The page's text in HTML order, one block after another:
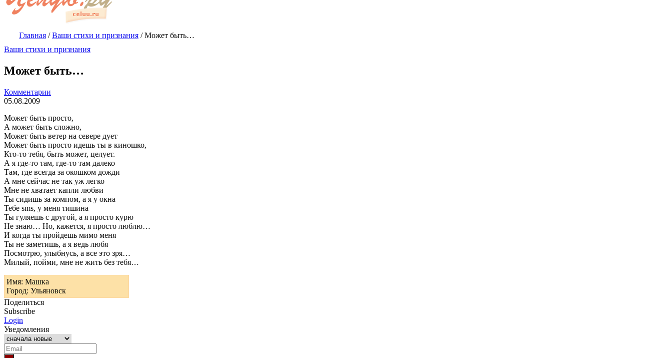
Главная /Ваши стихи и признания /Может быть…
Ваши стихи и признания
Может быть…
Комментарии
05.08.2009
Может быть просто,
А может быть сложно,
Может быть ветер на севере дует
Может быть просто идешь ты в киношко,
Кто-то тебя, быть может, целует.
А я где-то там, где-то там далеко
Там, где всегда за окошком дожди
А мне сейчас не так уж легко
Мне не хватает капли любви
Ты сидишь за компом, а я у окна
Тебе sms, у меня тишина
Ты гуляешь с другой, а я просто курю
Не знаю… Но, кажется, я просто люблю…
И когда ты пройдешь мимо меня
Ты не заметишь, а я ведь любя
Посмотрю, улыбнусь, а все это зря…
Милый, пойми, мне не жить без тебя…
Имя: Машка
Город: Ульяновск
Поделиться
Subscribe
Login
Уведомления